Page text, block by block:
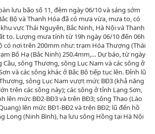
lưu bão số 11, đêm ngày 06/10 và sáng sớm
Bộ và Thanh Hóa đã có mưa vừa, mưa to, có
vực Thái Nguyên, Bắc Ninh, Hà Nội và Thanh
to. Lượng mưa tính từ 19h ngày 06/10 đến 06h
có nơi trên 200mm như: trạm Hóa Thượng (Thái
Bố Hạ (Bắc Ninh) 250.4mm,… Dự báo, từ ngày
Cầu, sông Thương, sông Lục Nam và các sông ở
và các sông khác ở Bắc Bộ tiếp tục lên. Đỉnh lũ
sông Lục Nam vượt mức BĐ3 (khả năng
trên các sông này); các sông ở tỉnh Lạng Sơn,
lên mức BĐ2-BĐ3 và trên BĐ3; sông Thao (Lào
lên mức BĐ1-BĐ2 và trên BĐ2; lũ đến hồ
Long (Ninh Bình), hạ lưu sông Hồng tại Hà Nội